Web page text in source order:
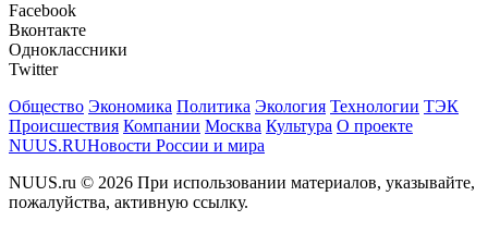
Facebook
Вконтакте
Одноклассники
Twitter
Общество Экономика Политика Экология Технологии ТЭК
Происшествия Компании Москва Культура О проекте
NUUS.RUНовости России и мира
NUUS.ru © 2026 При использовании материалов, указывайте,
пожалуйства, активную ссылку.